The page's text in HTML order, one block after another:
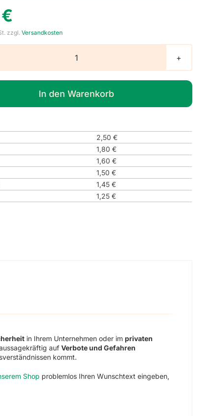
€
zzgl.Versandkosten
Hinweisaufkleber
"Einfahrt
Menge
In den Warenkorb
2,50€
1,80€
1,60€
1,50€
1,45€
1,25€
in Ihrem Unternehmen oder im privaten
auf Verbote und Gefahren
kommt.
Shop problemlos Ihren Wunschtext eingeben,